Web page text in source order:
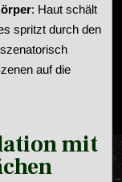
: Haut schält
spritzt durch den
auf die
mit